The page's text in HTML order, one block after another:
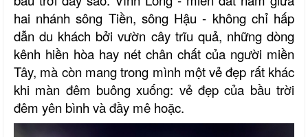
hai nhánh sông Tiền, sông Hậu - không chỉ hấp
dẫn du khách bởi vườn cây trĩu quả, những dòng
kênh hiền hòa hay nét chân chất của người miền
Tây, mà còn mang trong mình một vẻ đẹp rất khác
khi màn đêm buông xuống: vẻ đẹp của bầu trời
đêm yên bình và đầy mê hoặc.